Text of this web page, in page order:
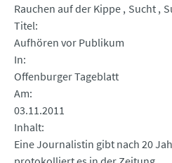
Rauchen auf der Kippe Sucht
Titel
Aufhören vor Publikum
In
Offenburger Tageblatt
Am
03.11.2011
Inhalt
Eine Journalistin gibt nach 20